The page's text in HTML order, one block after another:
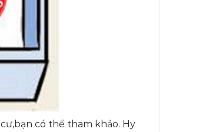
có thể tham khảo. Hy